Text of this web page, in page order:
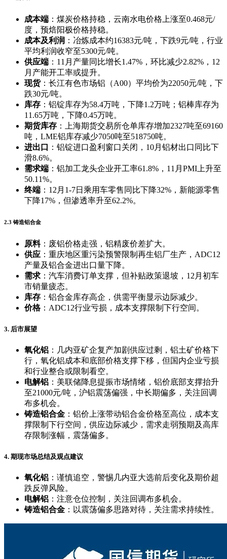
成本端 ：煤炭价格持稳，云南水电价格上涨至0.468元/
度，预焙阳极价格持稳。
成本及利润 ：冶炼成本约16383元/吨，下跌9元/吨，行业
平均利润收窄至5300元/吨。
供应端 ：11月产量同比增长1.47%，环比减少2.82%，12
月产能开工率或提升。
现货：长江有色市场铝（A00）平均价为22050元/吨，下
跌30元/吨。
库存 ：铝锭库存为58.4万吨，下降1.2万吨；铝棒库存为
11.65万吨，下降0.45万吨。
期货库存 ：上海期货交易所仓单库存增加2327吨至69160
吨，LME铝库存减少7050吨至518750吨。
进出口
：铝锭进口盈利窗口关闭，10月铝材出口同比下
滑8.6%。
需求端 ：铝加工龙头企业开工率61.8%，11月PMI上升至
50.11%。
终端 ：12月1-7日乘用车零售同比下降32%，新能源零售
下降17%，但渗透率升至62.2%。
2.3 铸造铝合金
原料：废铝价格走强，铝精废价差扩大。
供应 ：重庆地区重污染预警限制再生铝厂生产，ADC12
产量及铝合金进出口量下降。
需求 ：汽车消费订单支撑，但补贴政策退坡，12月初车
市销量疲态。
库存 ：铝合金库存高企，供需平衡显示边际减少。
价格：ADC12行业亏损，成本支撑限制下行空间。
3. 后市展望
氧化铝 ：几内亚矿企复产加剧供应过剩，铝土矿价格下
行，氧化铝成本和底部价格支撑下移，但国内企业亏损
和行业整合或限制看空。
电解铝 ：美联储降息提振市场情绪，铝价底部支撑抬升
至21000元/吨，沪铝震荡偏强，中长期偏多，关注回调
布多机会。
铸造铝合金 ：铝价上涨带动铝合金价格至高位，成本支
撑限制下行空间，供应边际减少，需求走弱预期及高库
存限制涨幅，震荡偏多。
4. 期现市场总结及观点建议
氧化铝 ：谨慎追空，警惕几内亚大选前后变化及期价超
跌反弹风险。
电解铝 ：注意仓位控制，关注回调布多机会。
铸造铝合金 ：以震荡偏多思路对待，关注需求持续性。